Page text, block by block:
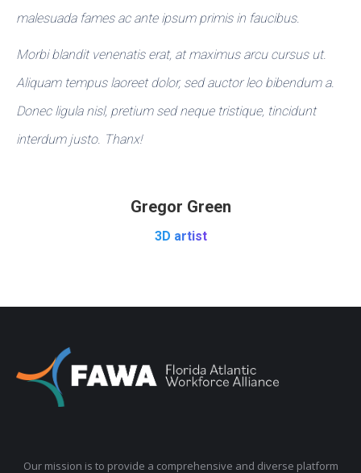
malesuada fames ac ante ipsum primis in faucibus.
Morbi blandit venenatis erat, at maximus arcu cursus ut.
Aliquam tempus laoreet dolor, sed auctor leo bibendum a.
Donec ligula nisl, pretium sed neque tristique, tincidunt
interdum justo. Thanx!
Gregor Green
3D artist
Our mission is to provide a comprehensive and diverse platform